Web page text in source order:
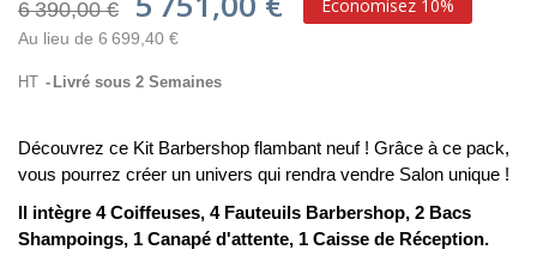
6 390,00 € Économisez 10%
Au lieu de 6 699,40 €
HT Livré sous 2 Semaines
Découvrez ce Kit Barbershop flambant neuf ! Grâce à ce pack,
vous pourrez créer un univers qui rendra vendre Salon unique !
Il intègre 4 Coiffeuses, 4 Fauteuils Barbershop, 2 Bacs
Shampoings, 1 Canapé d'attente, 1 Caisse de Réception.